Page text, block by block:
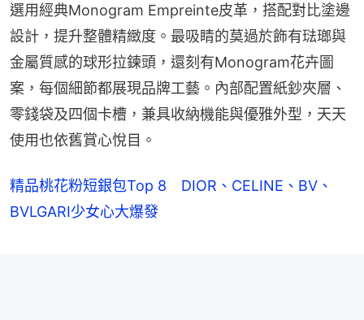
選用經典Monogram Empreinte皮革，搭配對比塗邊
設計，提升整體精緻度。最吸睛的莫過於飾有琺瑯與
金屬質感的球形拉鍊頭，還刻有Monogram花卉圖
案，每個細節都展現品牌工藝。內部配置紙鈔夾層、
零錢袋及四個卡槽，兼具收納機能與優雅外型，天天
使用也依舊賞心悅目。
精品桃花粉短銀包Top 8 DIOR、CELINE、BV、
BVLGARI少女心大爆發